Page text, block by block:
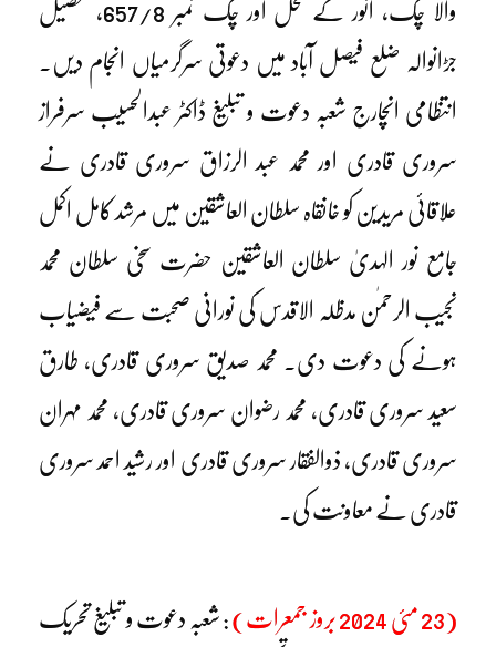
والا چک، انور کے محل اور چک نمبر 657/8، تحصیل
جڑانوالہ ضلع فیصل آباد میں دعوتی سرگرمیاں انجام دیں۔
انتظامی انچارج شعبہ دعوت و تبلیغ ڈاکٹر عبدالحسیب سرفراز
سروری قادری اور محمد عبد الرزاق سروری قادری نے
علاقائی مریدین کو خانقاہ سلطان العاشقین میں مرشد کامل اکمل
جامع نور الہدیٰ سلطان العاشقین حضرت سخی سلطان محمد
نجیب الرحمٰن مدظلہ الاقدس کی نورانی صحبت سے فیضیاب
ہونے کی دعوت دی۔ محمد صدیق سروری قادری، طارق
سعید سروری قادری، محمد رضوان سروری قادری، محمد مہران
سروری قادری، ذوالفقار سروری قادری اور رشید احمد سروری
قادری نے معاونت کی۔
(23 مئی 2024 بروز جمعرات) : شعبہ دعوت و تبلیغ تحریک